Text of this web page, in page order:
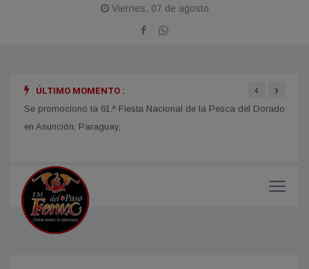
Viernes, 07 de agosto
ÚLTIMO MOMENTO :
Se promocionó la 61.ª Fiesta Nacional de la Pesca del Dorado
en Asunción, Paraguay,
‹ ›